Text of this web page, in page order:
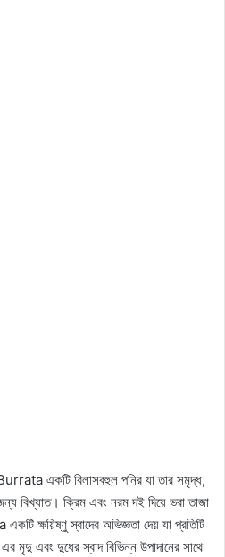
একটি বিলাসবহুল পনির যা তার সমৃদ্ধ,
বিখ্যাত। ক্রিম এবং নরম দই দিয়ে ভরা তাজা
ক্ষয়িষ্ণু স্বাদের অভিজ্ঞতা দেয় যা প্রতিটি
মৃদু এবং দুধের স্বাদ বিভিন্ন উপাদানের সাথে